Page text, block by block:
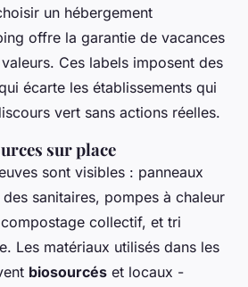
un hébergement
offre la garantie de vacances
Ces labels imposent des
écarte les établissements qui
vert sans actions réelles.
sur place
sont visibles : panneaux
sanitaires, pompes à chaleur
collectif, et tri
Les matériaux utilisés dans les
biosourcés et locaux -